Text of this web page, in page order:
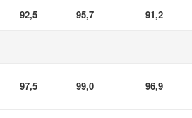
92,5 95,7 91,2
97,5 99,0 96,9